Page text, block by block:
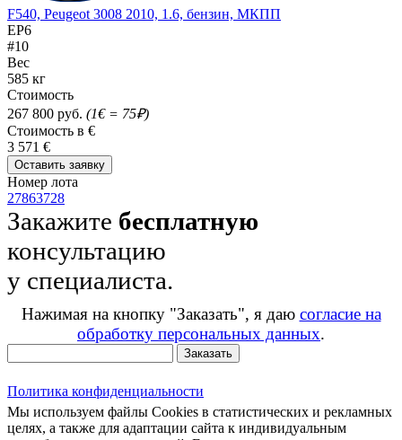
F540, Peugeot 3008 2010, 1.6, бензин, МКПП
EP6
#10
Вес
585 кг
Стоимость
267 800 руб. (1€ = 75₽)
Стоимость в €
3 571 €
Оставить заявку
Номер лота
27863728
Закажите бесплатную
консультацию
у специалиста.
Нажимая на кнопку "Заказать", я даю согласие на
обработку персональных данных.
Заказать
Политика конфиденциальности
Мы используем файлы Cookies в статистических и рекламных
целях, а также для адаптации сайта к индивидуальным